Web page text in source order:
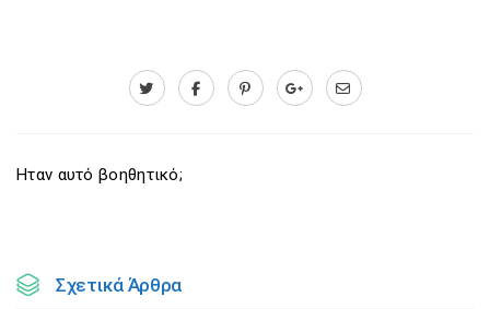
Ηταν αυτό βοηθητικό;
Σχετικά Άρθρα